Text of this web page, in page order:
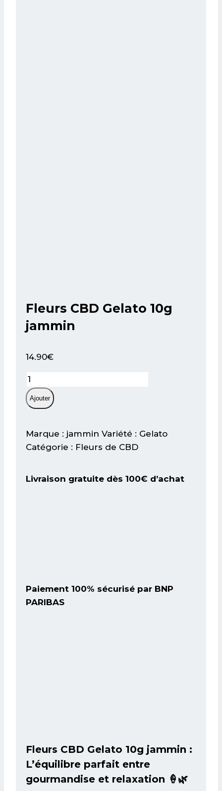
Fleurs CBD Gelato 10g
jammin
14.90€
quantité
de
Fleurs
Gelato
10g
Ajouter
Marque : jammin Variété : Gelato
Catégorie : Fleurs de CBD
Livraison gratuite dès 100€ d’achat
Paiement 100% sécurisé par BNP
PARIBAS
Fleurs CBD Gelato 10g jammin :
L’équilibre parfait entre
gourmandise et relaxation 🍦🌿